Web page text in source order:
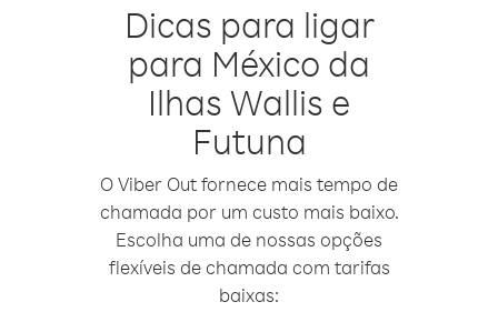
Dicas para ligar
para México da
Ilhas Wallis e
Futuna
O Viber Out fornece mais tempo de
chamada por um custo mais baixo.
Escolha uma de nossas opções
flexíveis de chamada com tarifas
baixas: